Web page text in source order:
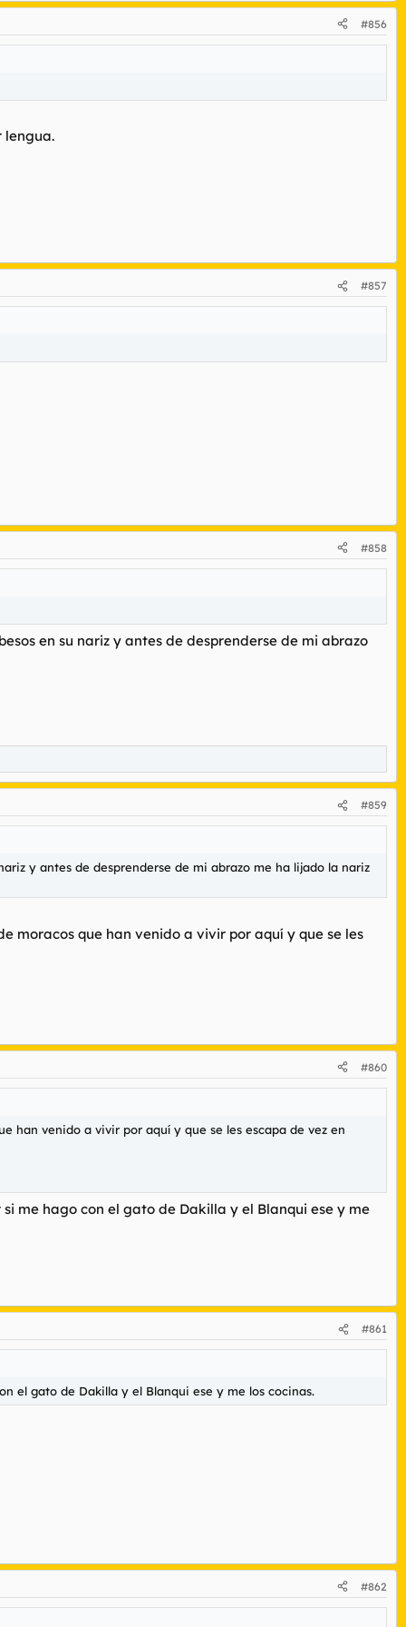
#856
lengua.
#857
#858
en su nariz y antes de desprenderse de mi abrazo
#859
y antes de desprenderse de mi abrazo me ha lijado la nariz
moracos que han venido a vivir por aquí y que se les
#860
han venido a vivir por aquí y que se les escapa de vez en
me hago con el gato de Dakilla y el Blanqui ese y me
#861
el gato de Dakilla y el Blanqui ese y me los cocinas.
#862